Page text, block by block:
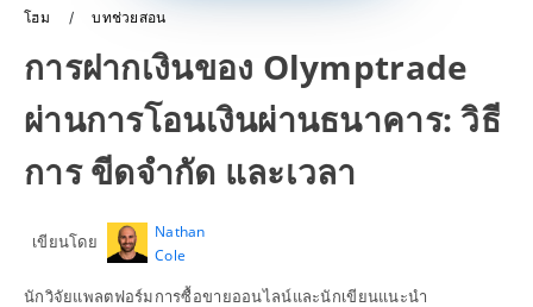
โฮม บทช่วยสอน
การฝากเงินของ Olymptrade
ผ่านการโอนเงินผ่านธนาคาร: วิธี
การ ขีดจำกัด และเวลา
เขียนโดย
Nathan
Cole
นักวิจัยแพลตฟอร์มการซื้อขายออนไลน์และนักเขียนแนะนำ